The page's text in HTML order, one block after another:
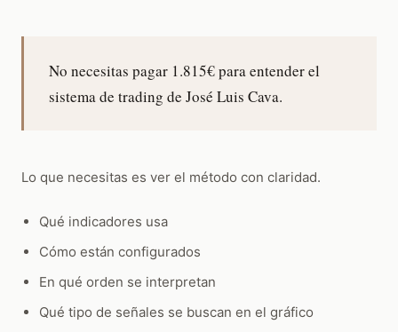
No necesitas pagar 1.815€ para entender el
sistema de trading de José Luis Cava.
Lo que necesitas es ver el método con claridad.
Qué indicadores usa
Cómo están configurados
En qué orden se interpretan
Qué tipo de señales se buscan en el gráfico